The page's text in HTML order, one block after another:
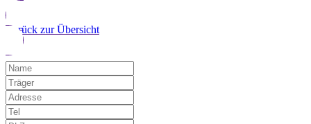
Zurück zur Übersicht